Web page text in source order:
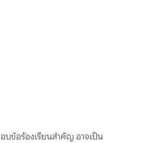
ข้อร้องเรียนสำคัญ อาจเป็น